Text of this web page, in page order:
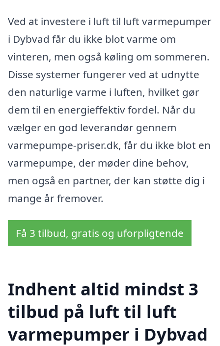
Ved at investere i luft til luft varmepumper
i Dybvad får du ikke blot varme om
vinteren, men også køling om sommeren.
Disse systemer fungerer ved at udnytte
den naturlige varme i luften, hvilket gør
dem til en energieffektiv fordel. Når du
vælger en god leverandør gennem
varmepumpe-priser.dk, får du ikke blot en
varmepumpe, der møder dine behov,
men også en partner, der kan støtte dig i
mange år fremover.
Få 3 tilbud, gratis og uforpligtende
Indhent altid mindst 3
tilbud på luft til luft
varmepumper i Dybvad